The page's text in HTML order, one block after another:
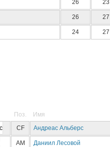
26 23
26 27
24 27
Поз. Имя
CF Андреас Альберс
AM Даниил Лесовой